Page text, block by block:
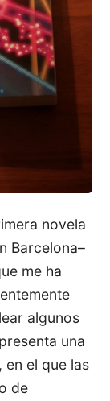
novela
Barcelona–
me ha
algunos
una
en el que las
de